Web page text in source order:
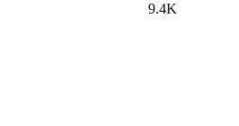
9.4K